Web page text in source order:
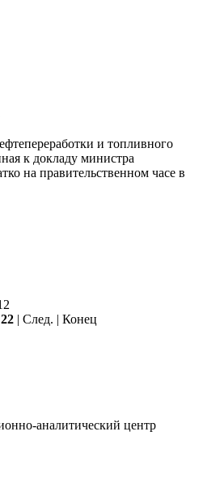
и топливного
к докладу министра
на правительственном часе в
22 | След. | Конец
аналитический центр